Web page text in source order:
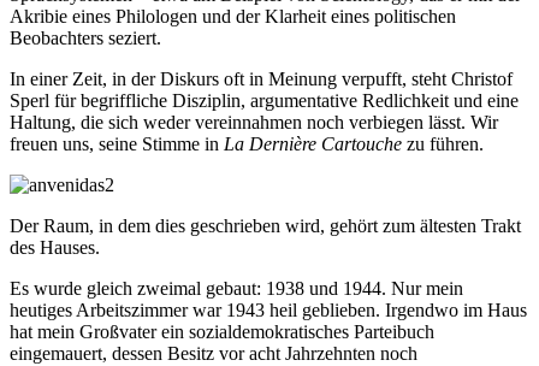
Akribie eines Philologen und der Klarheit eines politischen
Beobachters seziert.
In einer Zeit, in der Diskurs oft in Meinung verpufft, steht Christof
Sperl für begriffliche Disziplin, argumentative Redlichkeit und eine
Haltung, die sich weder vereinnahmen noch verbiegen lässt. Wir
freuen uns, seine Stimme in La Dernière Cartouche zu führen.
Der Raum, in dem dies geschrieben wird, gehört zum ältesten Trakt
des Hauses.
Es wurde gleich zweimal gebaut: 1938 und 1944. Nur mein
heutiges Arbeitszimmer war 1943 heil geblieben. Irgendwo im Haus
hat mein Großvater ein sozialdemokratisches Parteibuch
eingemauert, dessen Besitz vor acht Jahrzehnten noch